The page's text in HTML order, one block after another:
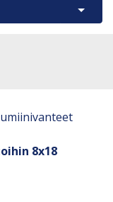
Avaa
8x18